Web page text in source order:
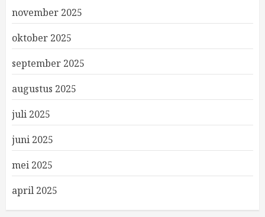
november 2025
oktober 2025
september 2025
augustus 2025
juli 2025
juni 2025
mei 2025
april 2025